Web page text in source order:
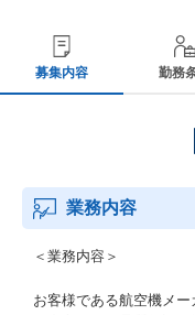
募集内容 勤務
業務内容
＜業務内容＞
お客様である航空機メ